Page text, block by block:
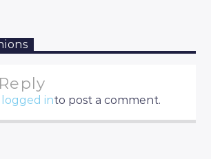
logged into post a comment.